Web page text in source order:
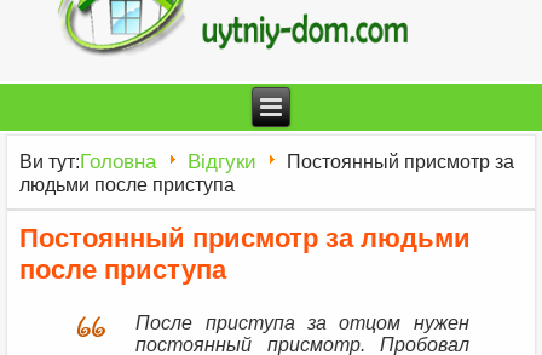
Ви тут:Головна Відгуки
Постоянный присмотр за
людьми после приступа
Постоянный присмотр за людьми
после приступа
После приступа за отцом нужен
постоянный присмотр. Пробовал